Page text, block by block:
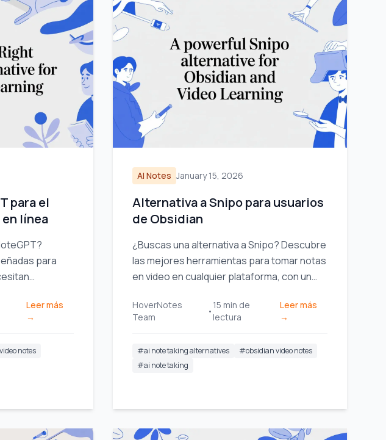
para el
línea
para
videos.Leer más
→
notes
AI Notes January 15, 2026
Alternativa a Snipo para usuarios
de Obsidian
¿Buscas una alternativa a Snipo? Descubre
las mejores herramientas para tomar notas
en video en cualquier plataforma, con un
primero para los usuarios de Obsidian.
HoverNotes
Team
•
15 min de
lectura
Leer más
→
#ai note taking alternatives #obsidian video notes
#ai note taking